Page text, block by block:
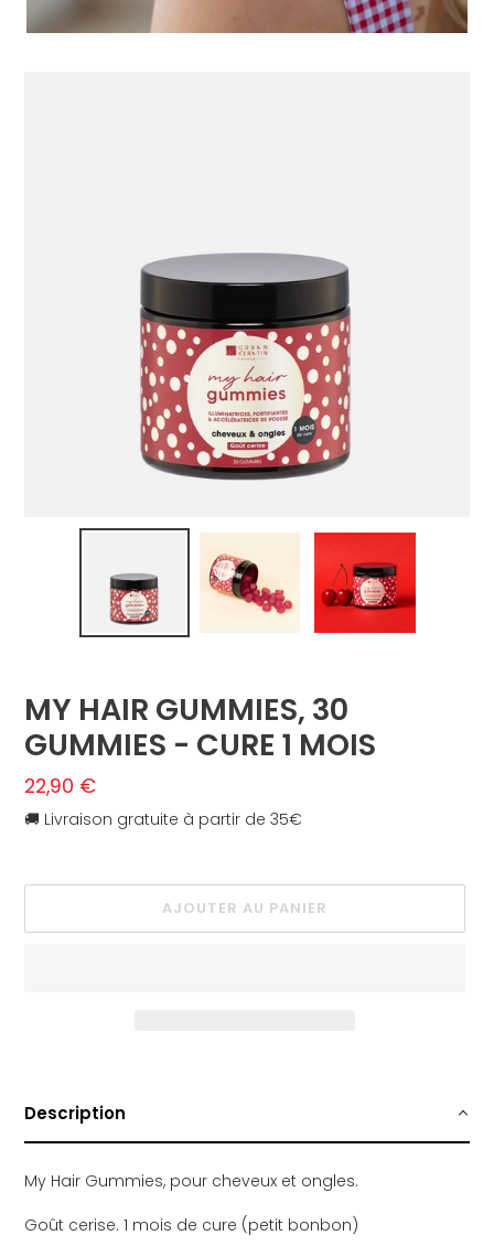
P
R
O
D
U
I
T
V
E
MY HAIR GUMMIES, 30
GUMMIES - CURE 1 MOIS
Prix
normal
22,90 €
🚚 Livraison gratuite à partir de 35€
AJOUTER AU PANIER
produit
panier
Description
My Hair Gummies, pour cheveux et ongles.
Goût cerise. 1 mois de cure (petit bonbon)